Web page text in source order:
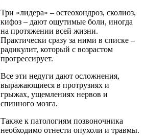
Три «лидера» – остеохондроз, сколиоз,
кифоз – дают ощутимые боли, иногда
на протяжении всей жизни.
Практически сразу за ними в списке –
радикулит, который с возрастом
прогрессирует.
Все эти недуги дают осложнения,
выражающиеся в протрузиях и
грыжах, ущемлениях нервов и
спинного мозга.
Также к патологиям позвоночника
необходимо отнести опухоли и травмы.